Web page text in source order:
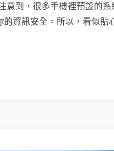
意到，很多手機裡預設的
的資訊安全。所以，看似貼